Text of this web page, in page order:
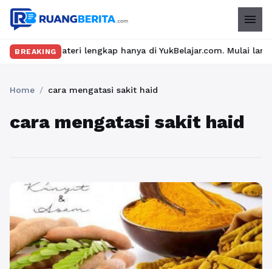
menu
BREAKING
materi lengkap hanya di YukBelajar.com. Mulai langkah
Home / cara mengatasi sakit haid
cara mengatasi sakit haid